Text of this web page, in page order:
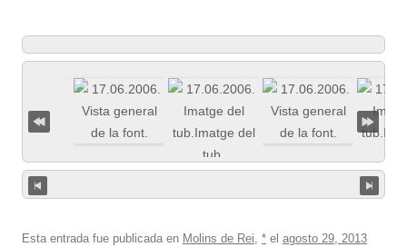
Esta entrada fue publicada en Molins de Rei, * el agosto 29, 2013